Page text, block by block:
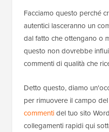
Facciamo questo perché
autentici lasceranno un
dal fatto che ottengano o
questo non dovrebbe
commenti di qualità che
Detto questo, diamo
per rimuovere il campo
commentidel tuo sito
collegamenti rapidi qui